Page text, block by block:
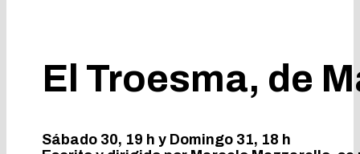
El Troesma, de
Sábado 30, 19 h y Domingo 31, 18 h